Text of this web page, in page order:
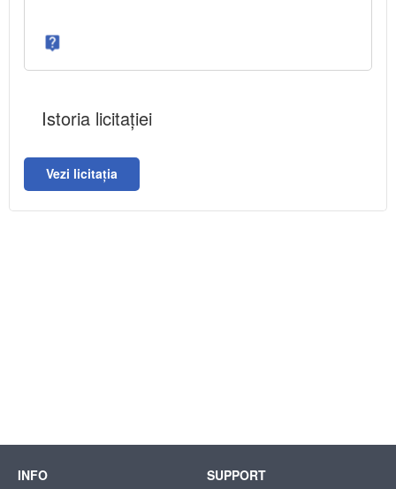
Suport tehnic
Istoria licitației
Vezi licitația
INFO SUPPORT